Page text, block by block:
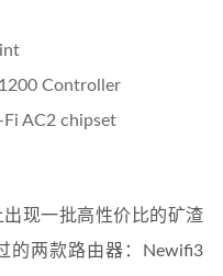
Controller
AC2 chipset
现一批高性价比的矿渣
的两款路由器：Newifi3